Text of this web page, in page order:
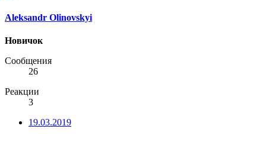
Aleksandr Olinovskyi
Новичок
Сообщения
26
Реакции
3
19.03.2019